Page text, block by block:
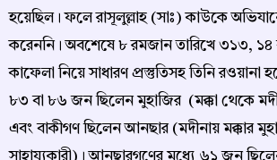
হয়েছিল। ফলে রাসূলুল্লাহ (সাঃ) কাউকে
করেননি। অবশেষে ৮ রমজান তারিখে ৩১৩, ১৪
কাফেলা নিয়ে সাধারণ প্রস্তুতিসহ তিনি রওয়ানা
৮৩ বা ৮৬ জন ছিলেন মুহাজির (মক্কা থেকে
এবং বাকীগণ ছিলেন আনছার (মদীনায় মক্কার